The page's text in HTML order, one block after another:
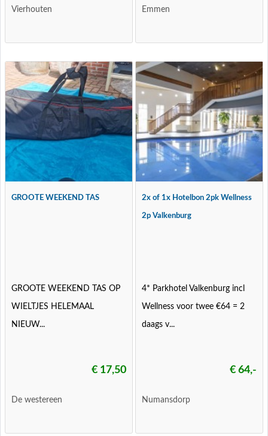
Vierhouten Emmen
GROOTE WEEKEND TAS
GROOTE WEEKEND TAS OP
WIELTJES HELEMAAL
NIEUW...
€ 17,50
De westereen
2x of 1x Hotelbon 2pk Wellness
2p Valkenburg
4* Parkhotel Valkenburg incl
Wellness voor twee €64 = 2
daags v...
€ 64,-
Numansdorp